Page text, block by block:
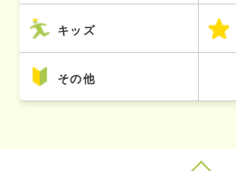
キッズ
その他